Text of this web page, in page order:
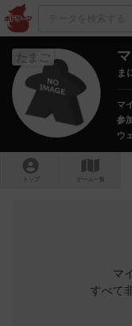
たまご
ま
マ
参
ウ
トップ ゲーム一覧
マ
すべて